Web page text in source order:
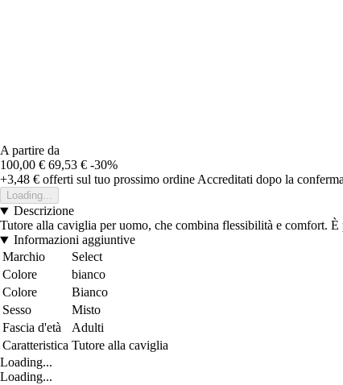
A partire da
100,00 € 69,53 € -30%
+3,48 € offerti sul tuo prossimo ordineAccreditati dopo la
Loading...
Descrizione
Tutore alla caviglia per uomo, che combina flessibilità e comfort.
Informazioni aggiuntive
Marchio
Select
Colore
bianco
Colore
Bianco
Sesso
Misto
Fascia d'età
Adulti
Caratteristica Tutore alla caviglia
Loading...
Loading...